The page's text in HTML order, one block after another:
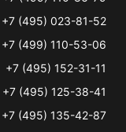
+7 (495) 023-81-52
+7 (499) 110-53-06
+7 (495) 152-31-11
+7 (495) 125-38-41
+7 (495) 135-42-87